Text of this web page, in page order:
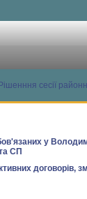
Рішенння сесії
у
СП
договорів,